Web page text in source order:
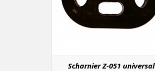
Scharnier Z-051 universal